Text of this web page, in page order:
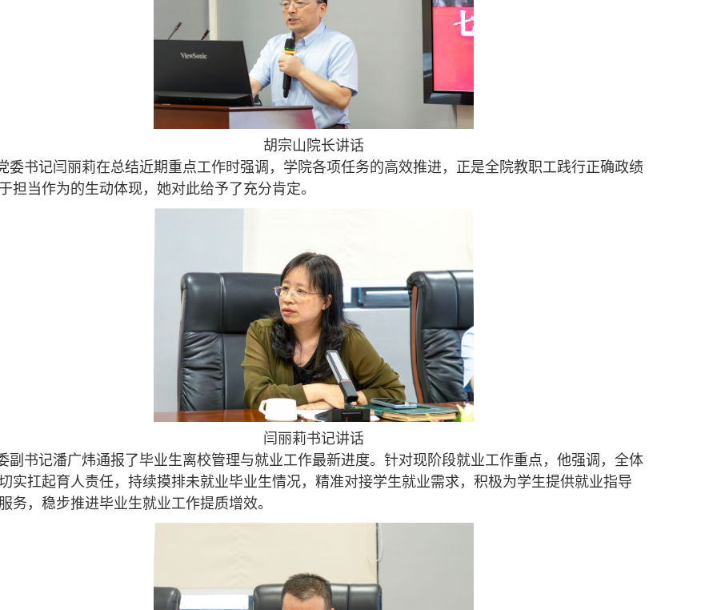
胡宗山院长讲话
委书记闫丽莉在总结近期重点工作时强调，学院各项任务的高效推进，正是全院教职工践行正确政绩
担当作为的生动体现，她对此给予了充分肯定。
闫丽莉书记讲话
副书记潘广炜通报了毕业生离校管理与就业工作最新进度。针对现阶段就业工作重点，他强调，全体
实扛起育人责任，持续摸排未就业毕业生情况，精准对接学生就业需求，积极为学生提供就业指导
务，稳步推进毕业生就业工作提质增效。